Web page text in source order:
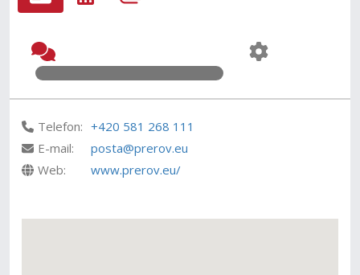
Telefon: +420 581 268 111
E-mail:
posta@prerov.eu
Web:
www.prerov.eu/